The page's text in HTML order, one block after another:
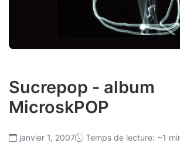
Sucrepop - album
MicroskPOP
janvier 1, 2007 Temps de lecture: ~1